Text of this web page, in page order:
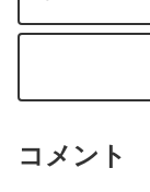
コメント